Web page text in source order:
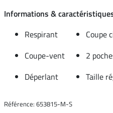
Informations &
Respirant
Coupe
Coupe-vent
2
Déperlant
Taille
Référence: 653815-M-S